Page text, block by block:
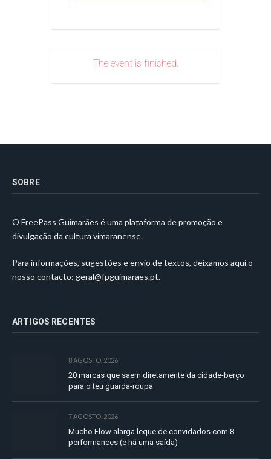
The event is finished.
SOBRE
O FreePass Guimarães é uma plataforma de promoção e
divulgação da cultura vimaranense.
Para informações, sugestões e envio de textos, deixamos aqui o
nosso contacto: geral@fpguimaraes.pt.
ARTIGOS RECENTES
8 AGOSTO, 2026
20 marcas que saem diretamente da cidade-berço
para o teu guarda-roupa
7 AGOSTO, 2026
Mucho Flow alarga leque de convidados com 8
performances (e há uma saída)